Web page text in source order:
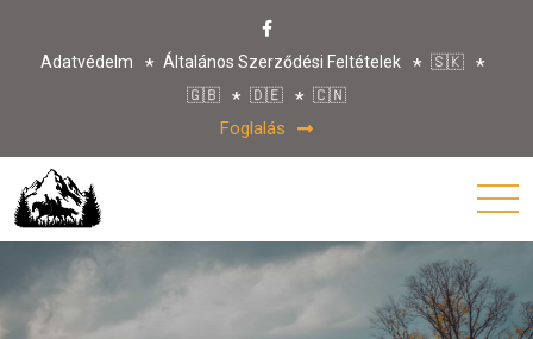
Adatvédelm Általános Szerződési Feltételek
🇸🇰
🇬🇧
🇩🇪 🇨🇳
Foglalás